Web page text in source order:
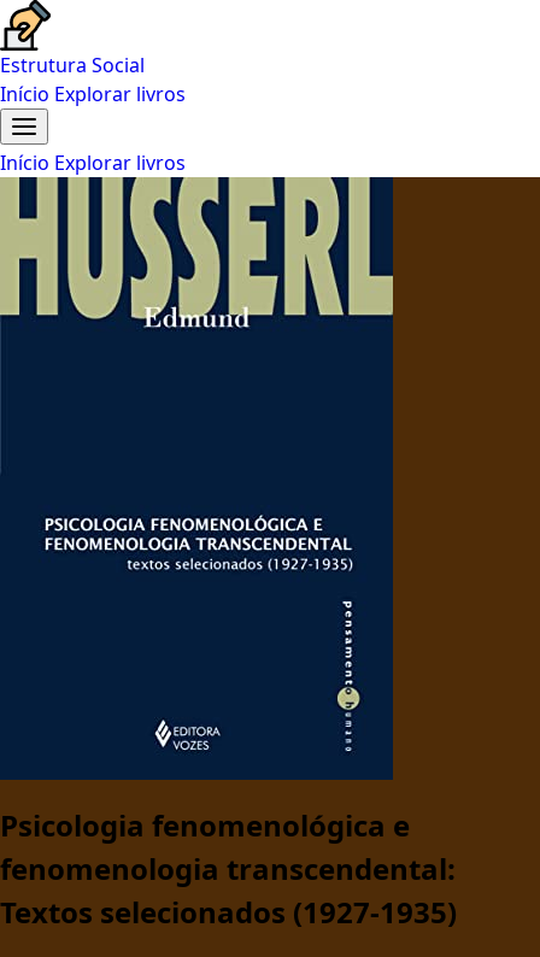
Estrutura Social
Início Explorar livros
Início Explorar livros
Psicologia fenomenológica e
fenomenologia transcendental:
Textos selecionados (1927-1935)